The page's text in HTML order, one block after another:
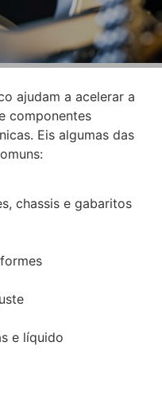
ajudam a acelerar a
componentes
Eis algumas das
chassis e gabaritos
e líquido